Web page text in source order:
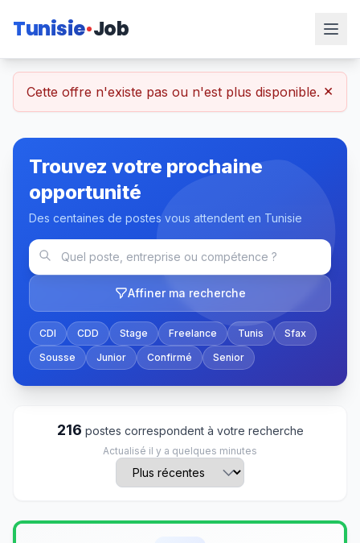
Tunisie Job
Cette offre n'existe pas ou n'est plus disponible. ×
Trouvez votre prochaine
opportunité
Des centaines de postes vous attendent en Tunisie
Affiner ma recherche
CDI CDD Stage Freelance Tunis
Sfax
Sousse
Junior Confirmé Senior
216 postes correspondent à votre recherche
Actualisé il y a quelques minutes